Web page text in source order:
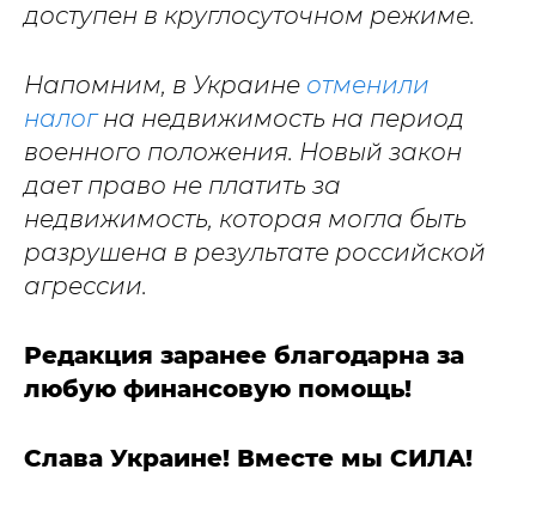
доступен в круглосуточном режиме.
Напомним, в Украине отменили
налогна недвижимость на период
военного положения. Новый закон
дает право не платить за
недвижимость, которая могла быть
разрушена в результате российской
агрессии.
Редакция заранее благодарна за
любую финансовую помощь!
Слава Украине! Вместе мы СИЛА!